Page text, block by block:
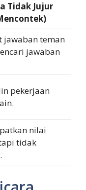
Tidak Jujur
jawaban teman
jawaban
pekerjaan
nilai
tidak